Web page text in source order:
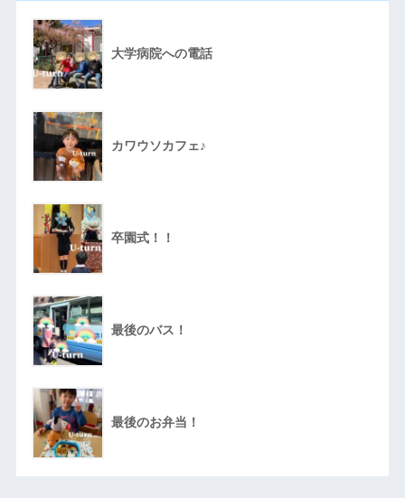
大学病院への電話
カワウソカフェ♪
卒園式！！
最後のバス！
最後のお弁当！